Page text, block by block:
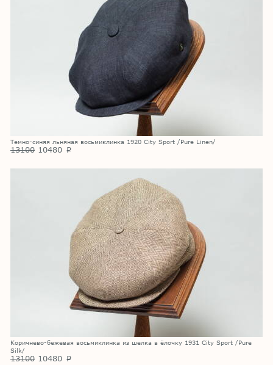
Темно-синяя льняная восьмиклинка 1920 City Sport /Pure Linen/
13100 10480 p
Коричнево-бежевая восьмиклинка из шелка в ёлочку 1931 City Sport /Pure
Silk/
13100 10480 p